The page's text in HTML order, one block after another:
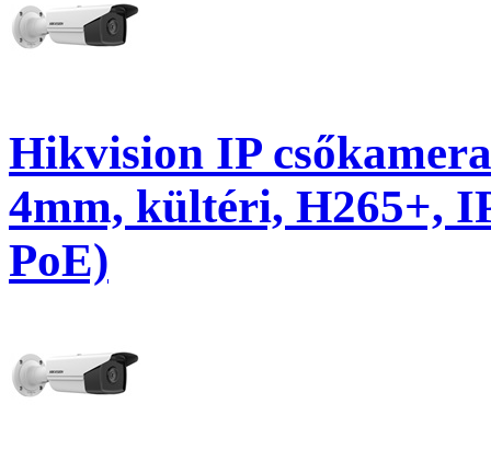
Hikvision IP
4mm, kültéri, H265+,
PoE)